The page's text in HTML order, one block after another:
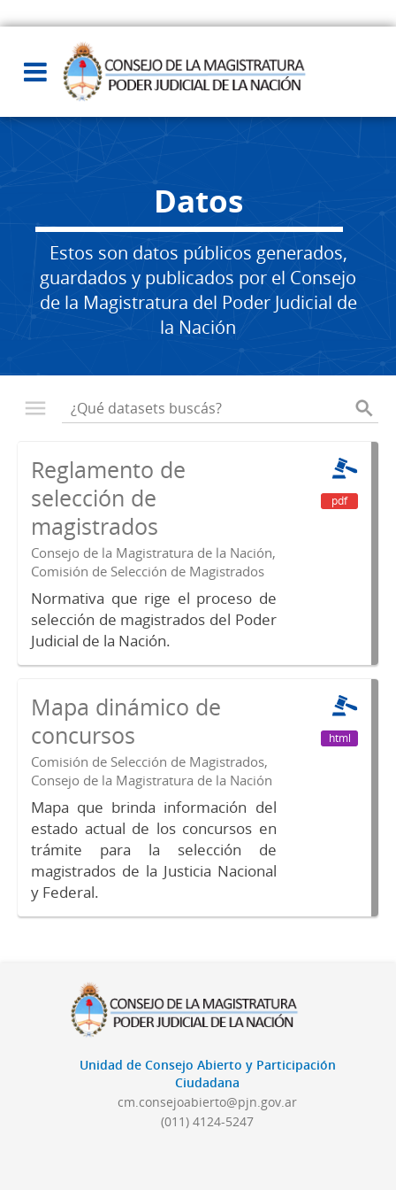
Datos
Estos son datos públicos generados,
guardados y publicados por el Consejo
de la Magistratura del Poder Judicial de
la Nación
Reglamento de
selección de
magistrados
Consejo de la Magistratura de la Nación,
Comisión de Selección de Magistrados
Normativa que rige el proceso de
selección de magistrados del Poder
Judicial de la Nación.
pdf
Mapa dinámico de
concursos
Comisión de Selección de Magistrados,
Consejo de la Magistratura de la Nación
Mapa que brinda información del
estado actual de los concursos en
trámite para la selección de
magistrados de la Justicia Nacional
y Federal.
html
Unidad de Consejo Abierto y Participación
Ciudadana
cm.consejoabierto@pjn.gov.ar
(011) 4124-5247